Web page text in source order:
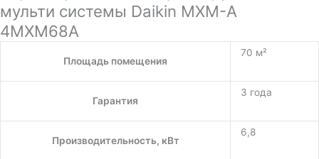
мульти системы Daikin MXM-A
4MXM68A
Площадь помещения
70 м²
Гарантия
3 года
Производительность, кВт
6,8